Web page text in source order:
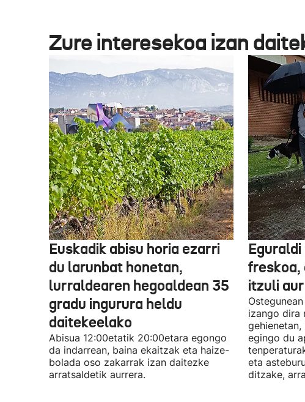
Zure interesekoa izan
Euskadik abisu horia ezarri
du larunbat honetan,
lurraldearen hegoaldean 35
gradu ingurura heldu
daitekeelako
Abisua 12:00etatik 20:00etara egongo
da indarrean, baina ekaitzak eta haize-
bolada oso zakarrak izan daitezke
arratsaldetik aurrera.
freskoa,
itzuli
izango dira
egingo du
eta
ditzake,